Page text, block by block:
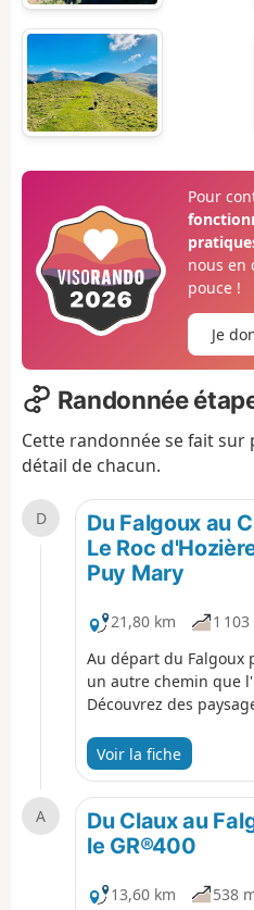
Pour
nous en
pouce !
Je
Randonnée
Cette randonnée se fait sur
détail de chacun.
D
Du Falgoux au
Le Roc
Puy Mary
21,80 km 1
Au départ du Falgoux
un autre chemin que
Découvrez des
complète de 35 km à
trail), et 2 jours avec
Falgoux pour les
Voir la fiche
A
Du Claux au
le GR®400
13,60 km
538